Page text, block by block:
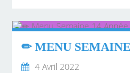
✏ MENU
4 Avril 2022